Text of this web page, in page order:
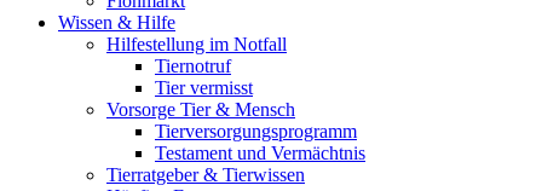
Wissen & Hilfe
Hilfestellung im Notfall
Tiernotruf
Tier vermisst
Vorsorge Tier & Mensch
Tierversorgungsprogramm
Testament und Vermächtnis
Tierratgeber & Tierwissen